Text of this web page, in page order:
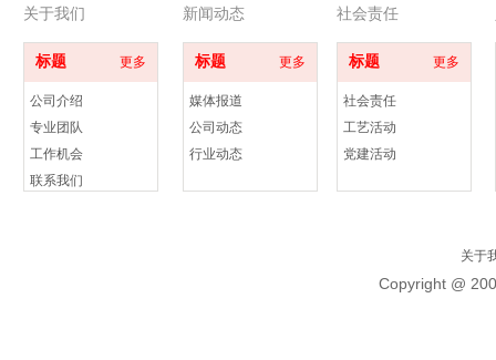
标题 更多
公司介绍
专业团队
工作机会
联系我们
标题 更多
媒体报道
公司动态
行业动态
标题 更多
社会责任
工艺活动
党建活动
关于我们 新闻动态 社会责任
关于
Copyright @